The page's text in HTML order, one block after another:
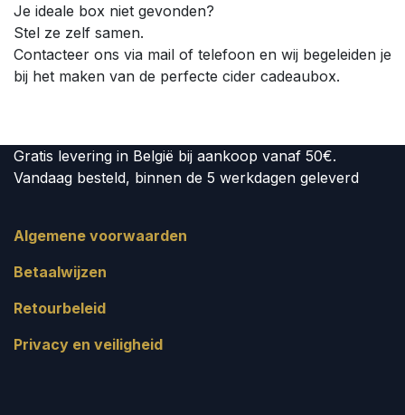
Je ideale box niet gevonden?
Stel ze zelf samen.
Contacteer ons via mail of telefoon en wij begeleiden je
bij het maken van de perfecte cider cadeaubox.
Gratis levering in België bij aankoop vanaf 50€.
Vandaag besteld, binnen de 5 werkdagen geleverd
Algemene voorwaarden
Betaalwijzen
Retourbeleid
Privacy en veiligheid